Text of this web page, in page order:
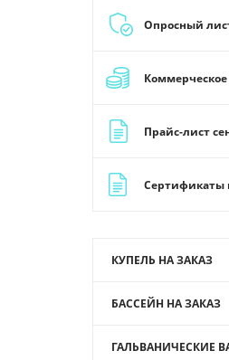
Опросный
Прайс-лист
Сертификаты
КУПЕЛЬ НА ЗАКАЗ
БАССЕЙН НА ЗАКАЗ
ГАЛЬВАНИЧЕСКИЕ